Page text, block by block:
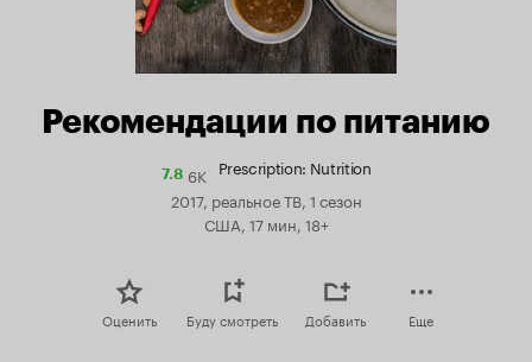
Рекомендации по питанию
7.8Рейтинг
Кинопоиска
6K Prescription: Nutrition
2017, реальное ТВ, 1 сезон
США, 17 мин, 18+
Оценить Буду смотреть Добавить Еще